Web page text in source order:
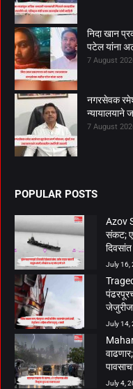
निदा खान
पटेल यांना
7 August
नगरसेवक रमेश
न्यायालयाने
7 August
POPULAR POSTS
Azov
संकट;
July 16,
July 14,
July 4,